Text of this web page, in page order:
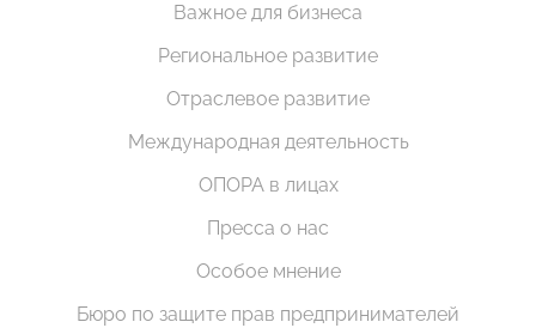
Важное для бизнеса
Региональное развитие
Отраслевое развитие
Международная деятельность
ОПОРА в лицах
Пресса о нас
Особое мнение
Бюро по защите прав предпринимателей